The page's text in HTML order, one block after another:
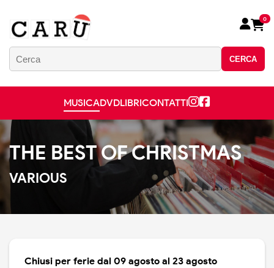
CERCA
0
MUSICADVDLIBRICONTATTI
THE BEST OF CHRISTMAS
VARIOUS
Chiusi per ferie dal 09 agosto al 23 agosto